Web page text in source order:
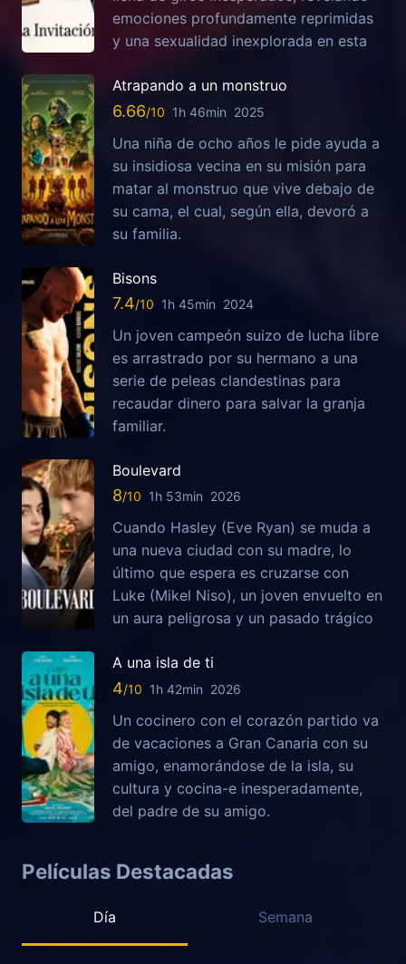
emociones profundamente reprimidas
y una sexualidad inexplorada en esta
Atrapando a un monstruo
6.66 1h 46min 2025
Una niña de ocho años le pide ayuda a
su insidiosa vecina en su misión para
matar al monstruo que vive debajo de
su cama, el cual, según ella, devoró a
su familia.
Bisons
7.4 1h 45min 2024
Un joven campeón suizo de lucha libre
es arrastrado por su hermano a una
serie de peleas clandestinas para
recaudar dinero para salvar la granja
familiar.
Boulevard
8 1h 53min 2026
Cuando Hasley (Eve Ryan) se muda a
una nueva ciudad con su madre, lo
último que espera es cruzarse con
Luke (Mikel Niso), un joven envuelto en
un aura peligrosa y un pasado trágico
A una isla de ti
4 1h 42min 2026
Un cocinero con el corazón partido va
de vacaciones a Gran Canaria con su
amigo, enamorándose de la isla, su
cultura y cocina-e inesperadamente,
del padre de su amigo.
Películas Destacadas
Día Semana